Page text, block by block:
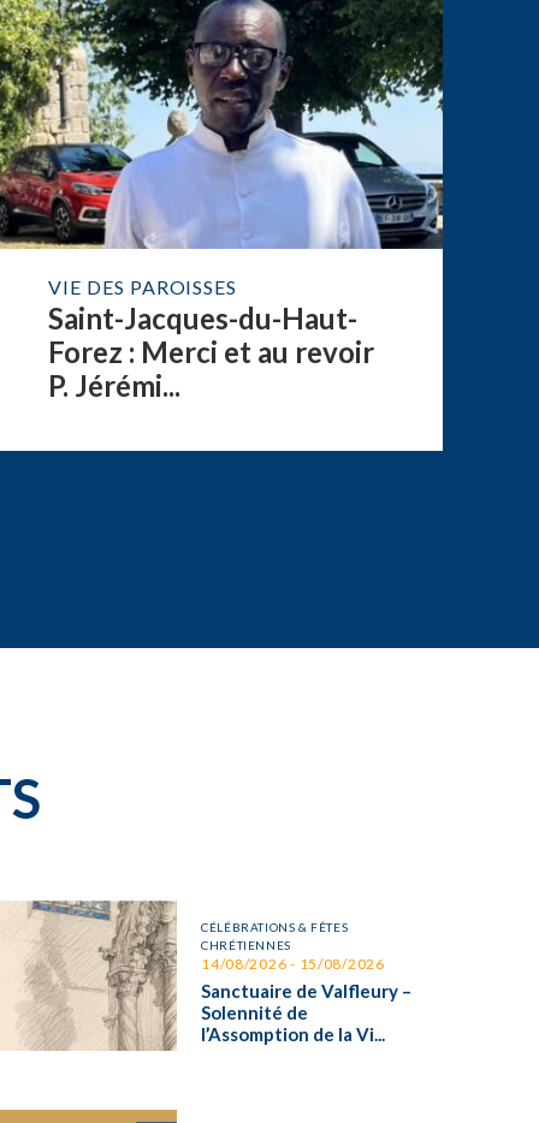
VIE DES PAROISSES
Saint-Jacques-du-Haut-
Forez : Merci et au revoir
P. Jérémi...
CÉLÉBRATIONS & FÊTES
CHRÉTIENNES
14/08/2026 - 15/08/2026
Sanctuaire de Valfleury –
Solennité de
l’Assomption de la Vi...